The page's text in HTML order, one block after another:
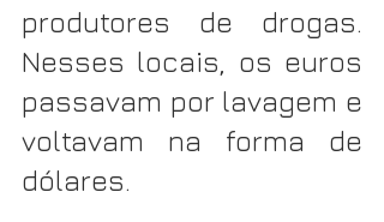
produtores de drogas.
Nesses locais, os euros
passavam por lavagem e
voltavam na forma de
dólares.